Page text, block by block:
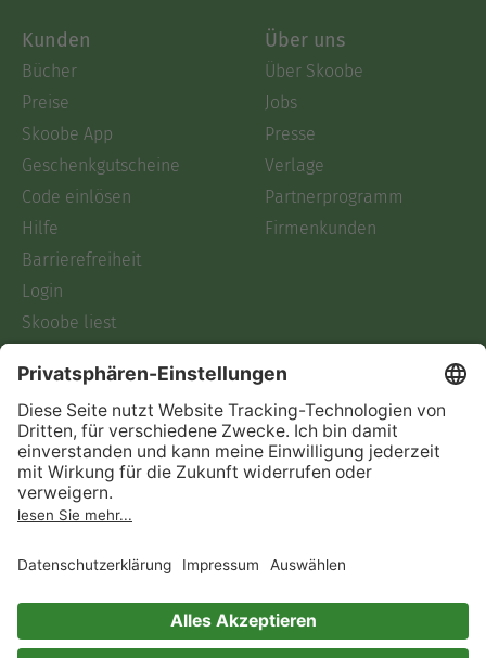
Kunden
Bücher
Preise
Skoobe App
Geschenkgutscheine
Code einlösen
Hilfe
Barrierefreiheit
Login
Skoobe liest
Über uns
Über Skoobe
Jobs
Presse
Verlage
Partnerprogramm
Firmenkunden
Rechtliches
Datenschutz
AGB
Informationen nach Data
Act
Impressum
Vertrag widerrufen